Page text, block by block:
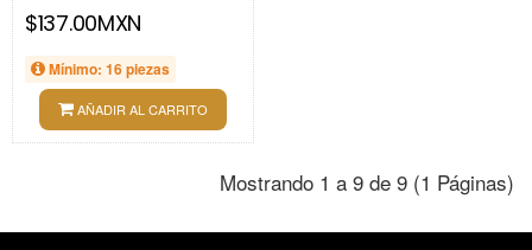
$137.00MXN
Mínimo: 16 piezas
AÑADIR AL CARRITO
Mostrando 1 a 9 de 9 (1 Páginas)